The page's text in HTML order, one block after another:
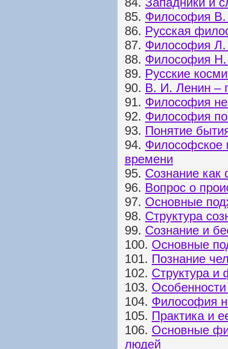
85. Философия
86. Русская
87. Философия
88. Философия
89. Русские
90. В. И. Ленин –
91. Философия
92. Философия
93. Понятие
94. Философское
времени
95. Сознание
96. Вопрос о
97. Основные
98. Структура
99. Сознание и
100. Основные
101. Познание
102. Структура и
103.
104. Философия
105. Практика и
106. Основные
людей